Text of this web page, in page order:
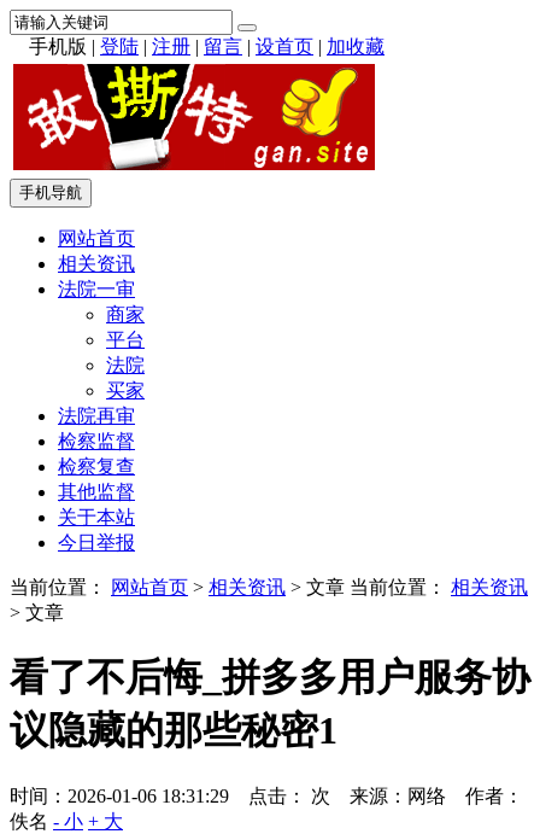
手机版 | 登陆 | 注册 | 留言 | 设首页 | 加收藏
手机导航
网站首页
相关资讯
法院一审
商家
平台
法院
买家
法院再审
检察监督
检察复查
其他监督
关于本站
今日举报
当前位置： 网站首页 > 相关资讯 > 文章 当前位置： 相关资讯
> 文章
看了不后悔_拼多多用户服务协
议隐藏的那些秘密1
时间：2026-01-06 18:31:29 点击： 次 来源：网络 作者：
佚名 - 小 + 大